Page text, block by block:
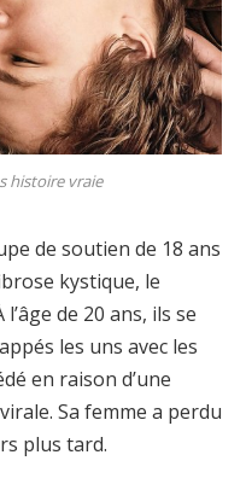
histoire vraie
de soutien de 18 ans
kystique, le
de 20 ans, ils se
les uns avec les
en raison d’une
Sa femme a perdu
plus tard.